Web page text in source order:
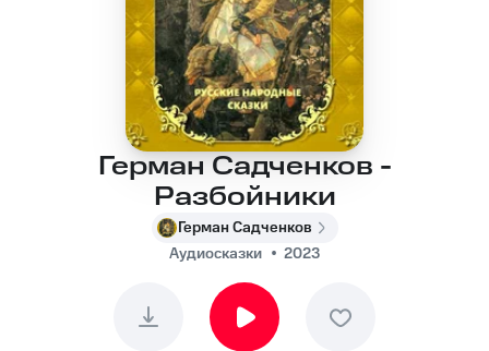
Герман Садченков -
Разбойники
Герман Садченков
Аудиосказки
2023